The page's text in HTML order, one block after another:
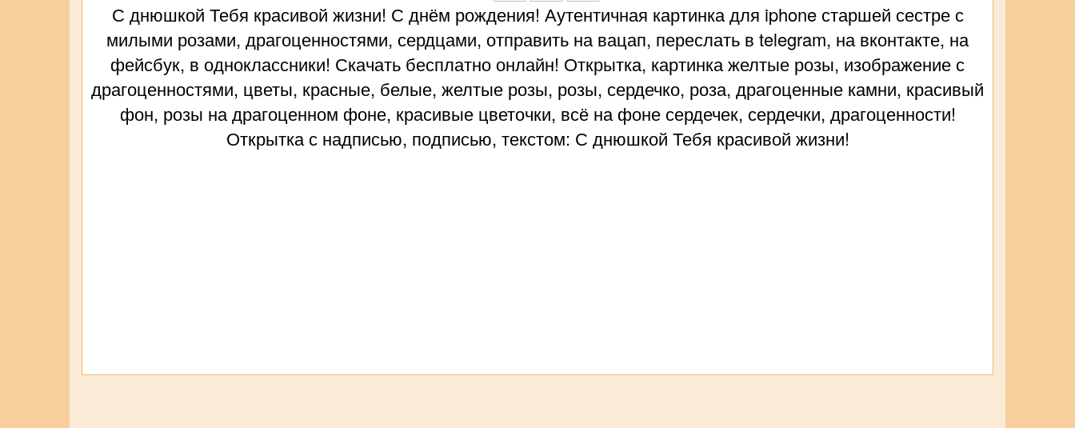
С днюшкой Тебя красивой жизни! С днём рождения! Аутентичная картинка для iphone старшей сестре с
милыми розами, драгоценностями, сердцами, отправить на вацап, переслать в telegram, на вконтакте, на
фейсбук, в одноклассники! Скачать бесплатно онлайн! Открытка, картинка желтые розы, изображение с
драгоценностями, цветы, красные, белые, желтые розы, розы, сердечко, роза, драгоценные камни, красивый
фон, розы на драгоценном фоне, красивые цветочки, всё на фоне сердечек, сердечки, драгоценности!
Открытка с надписью, подписью, текстом: С днюшкой Тебя красивой жизни!